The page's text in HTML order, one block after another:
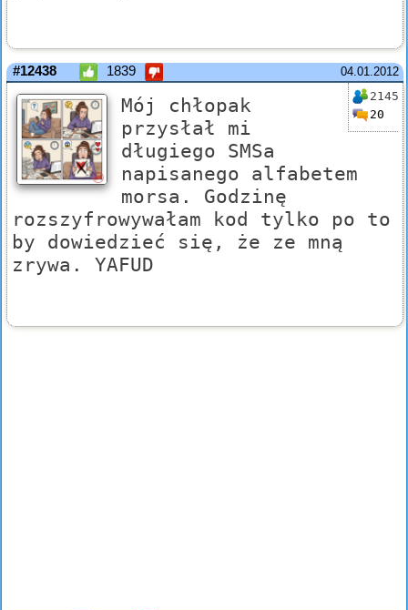
04.01.2012
#12438 1839
2145
20
Mój chłopak
przysłał mi
długiego SMSa
napisanego alfabetem
morsa. Godzinę
rozszyfrowywałam kod tylko po to
by dowiedzieć się, że ze mną
zrywa. YAFUD